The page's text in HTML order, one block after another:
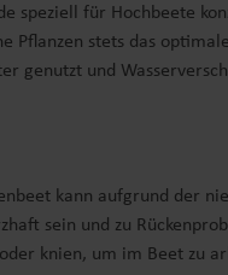
speziell für Hochbeete
Pflanzen stets das
genutzt und
kann aufgrund der
sein und zu
knien, um im Beet zu